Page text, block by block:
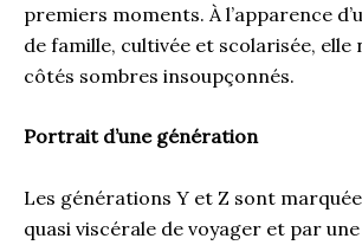
premiers moments. À l’apparence
de famille, cultivée et scolarisée, elle
côtés sombres insoupçonnés.
Portrait d’une génération
Les générations Y et Z sont
quasi viscérale de voyager et par